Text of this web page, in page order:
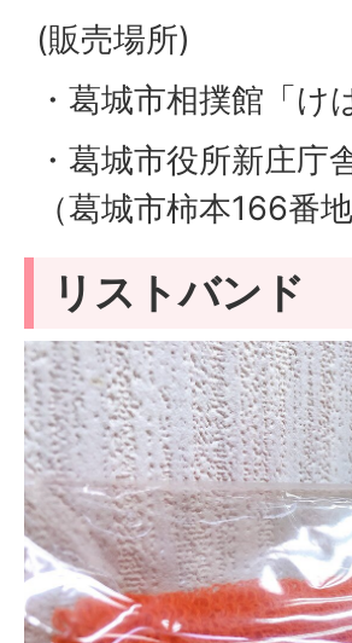
(販売場所)
・葛城市相撲館「
・葛城市役所新庄
（葛城市柿本166番地
リストバンド